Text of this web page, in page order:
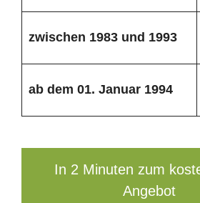
zwischen 1983 und 1993
ab dem 01. Januar 1994
In 2 Minuten zum
Angebot